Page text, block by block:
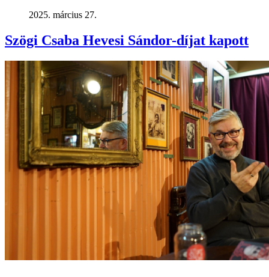
2025. március 27.
Szögi Csaba Hevesi Sándor-díjat kapott